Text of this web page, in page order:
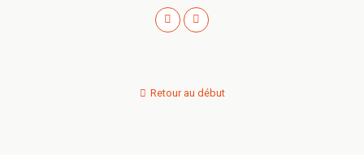
Retour au début